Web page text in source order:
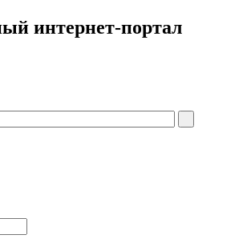
интернет-портал